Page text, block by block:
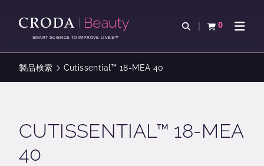
ン
を
ー
ス
SMART SCIENCE TO IMPROVE LIVES™
検索を開く
0
カートを確認す
ナビ
製品検索 Cutissential™ 18-MEA 40
CUTISSENTIAL™ 18-MEA
40